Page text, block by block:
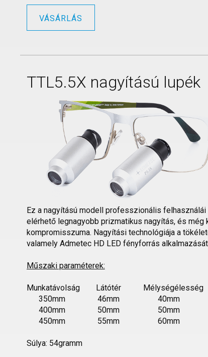
VÁSÁRLÁS
TTL5.5X nagyítású lupék
Ez a nagyítású modell professzionális
elérhető legnagyobb prizmatikus nagyítás, és
kompromisszuma. Nagyítási technológiája a
valamely Admetec HD LED fényforrás
Műszaki paraméterek:
Munkatávolság Látótér Mélységélesség
350mm 46mm 40mm
400mm 50mm 50mm
450mm 55mm 60mm
Súlya: 54gramm